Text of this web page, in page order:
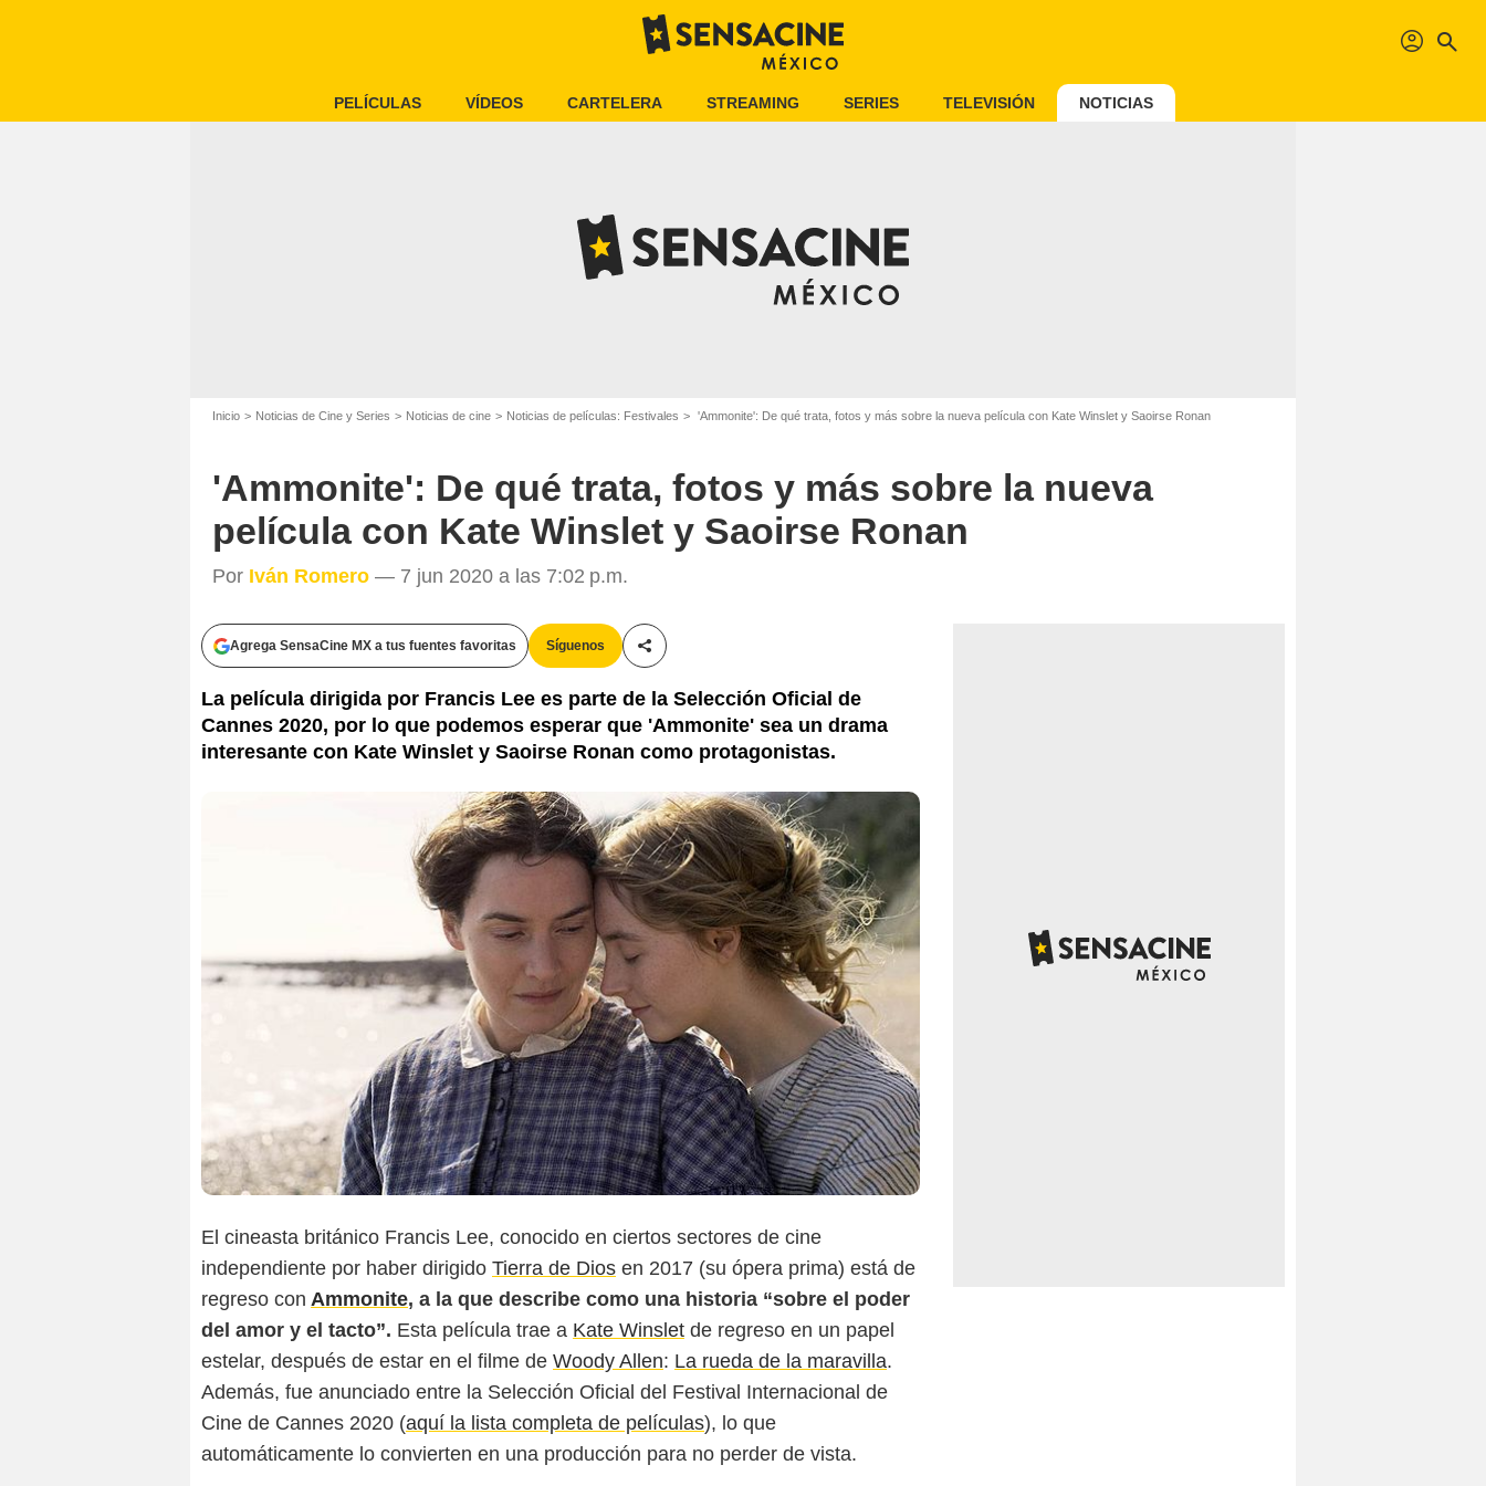
profil search
PELÍCULAS VÍDEOS CARTELERA STREAMING SERIES TELEVISIÓN NOTICIAS
Inicio Noticias de Cine y Series Noticias de cine Noticias de películas: Festivales 'Ammonite': De qué trata, fotos y más sobre la nueva película con Kate Winslet y Saoirse Ronan
'Ammonite': De qué trata, fotos y más sobre la nueva
película con Kate Winslet y Saoirse Ronan
Por Iván Romero — 7 jun 2020 a las 7:02 p.m.
Agrega SensaCine MX a tus fuentes favoritas Síguenos
Compartir esta noticia
La película dirigida por Francis Lee es parte de la Selección Oficial de
Cannes 2020, por lo que podemos esperar que 'Ammonite' sea un drama
interesante con Kate Winslet y Saoirse Ronan como protagonistas.
El cineasta británico Francis Lee, conocido en ciertos sectores de cine
independiente por haber dirigido Tierra de Dios en 2017 (su ópera prima) está de
regreso con Ammonite, a la que describe como una historia “sobre el poder
del amor y el tacto”. Esta película trae a Kate Winslet de regreso en un papel
estelar, después de estar en el filme de Woody Allen: La rueda de la maravilla.
Además, fue anunciado entre la Selección Oficial del Festival Internacional de
Cine de Cannes 2020 (aquí la lista completa de películas), lo que
automáticamente lo convierten en una producción para no perder de vista.